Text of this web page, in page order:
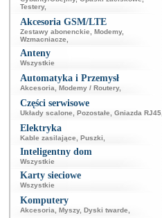
Testery,
Akcesoria GSM/LTE
Zestawy abonenckie Modemy,
Wzmacniacze
Anteny
Wszystkie
Automatyka i Przemysł
Akcesoria Modemy / Routery,
Części serwisowe
Układy scalone Pozostałe Gniazda RJ45
Elektryka
Kable zasilające Puszki
Inteligentny dom
Wszystkie
Karty sieciowe
Wszystkie
Komputery
Akcesoria Myszy, Dyski twarde